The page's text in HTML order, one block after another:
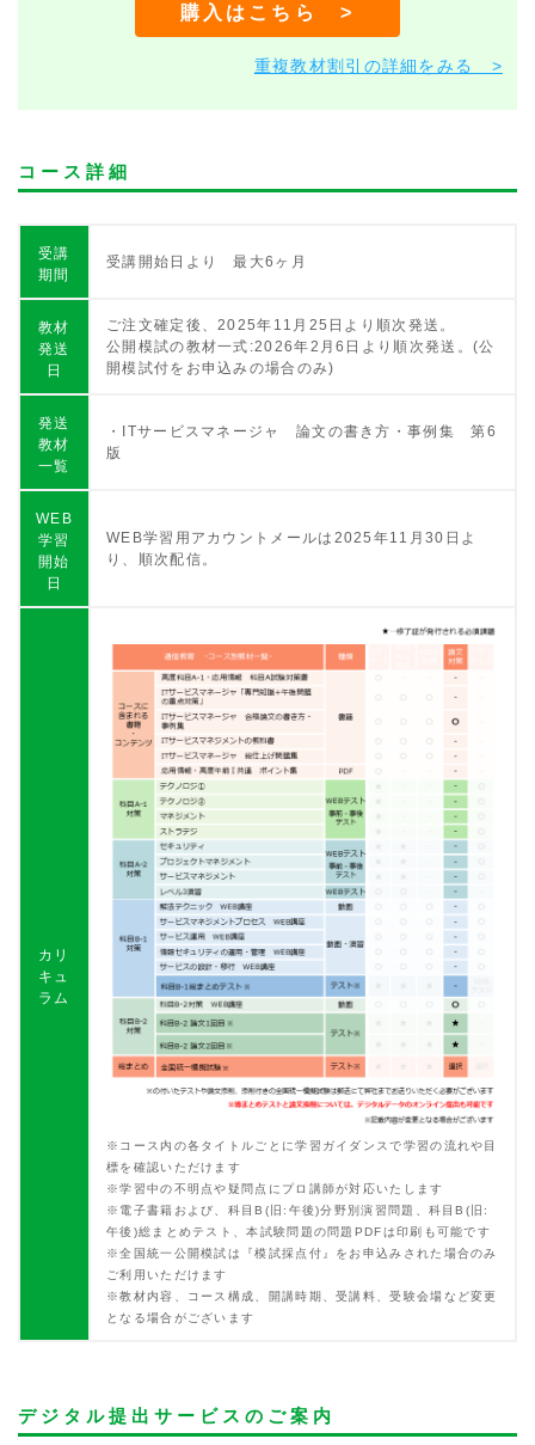
購入はこちら >
重複教材割引の詳細をみる >
コース詳細
受講
期間
受講開始日より 最大6ヶ月
教材
発送
日
ご注文確定後、2025年11月25日より順次発送。
公開模試の教材一式:2026年2月6日より順次発送。(公
開模試付をお申込みの場合のみ)
発送
教材
一覧
・ITサービスマネージャ 論文の書き方・事例集 第6
版
WEB
学習
開始
日
WEB学習用アカウントメールは2025年11月30日よ
り、順次配信。
カリ
キュ
ラム
※コース内の各タイトルごとに学習ガイダンスで学習の流れや目
標を確認いただけます
※学習中の不明点や疑問点にプロ講師が対応いたします
※電子書籍および、科目B(旧:午後)分野別演習問題、科目B(旧:
午後)総まとめテスト、本試験問題の問題PDFは印刷も可能です
※全国統一公開模試は『模試採点付』をお申込みされた場合のみ
ご利用いただけます
※教材内容、コース構成、開講時期、受講料、受験会場など変更
となる場合がございます
デジタル提出サービスのご案内